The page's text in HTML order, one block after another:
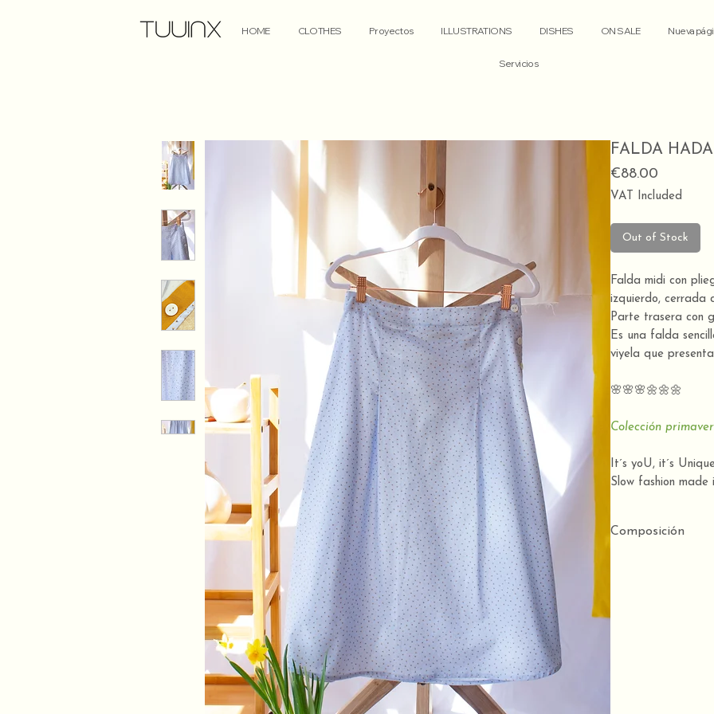
HOME CLOTHES Proyectos ILLUSTRATIONS DISHES ON SALE Nueva
Servicios
FALDA HADA
€88.00
VAT Included
Out of Stock
Falda midi con
izquierdo, cerrada
Parte trasera con
Es una falda
viyela que
🌸🌸🌸🌼🌼🌼
Colección
It´s yoU, it´s
Slow fashion made
Composición